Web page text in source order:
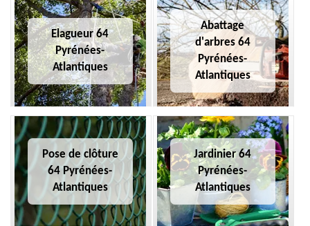
Elagueur 64
Pyrénées-
Atlantiques
Abattage
d'arbres 64
Pyrénées-
Atlantiques
Pose de clôture
64 Pyrénées-
Atlantiques
Jardinier 64
Pyrénées-
Atlantiques